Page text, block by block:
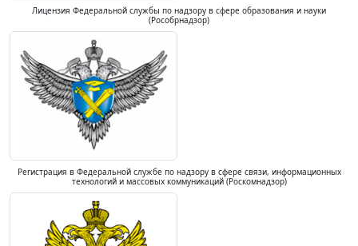
Лицензия Федеральной службы по надзору в сфере образования и науки
(Рособрнадзор)
Регистрация в Федеральной службе по надзору в сфере связи, информационных
технологий и массовых коммуникаций (Роскомнадзор)